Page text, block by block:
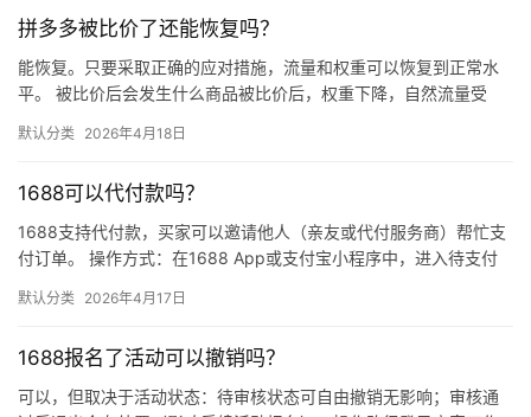
拼多多被比价了还能恢复吗？
能恢复。只要采取正确的应对措施，流量和权重可以恢复到正常水
平。 被比价后会发生什么商品被比价后，权重下降，自然流量受
网价格…
默认分类 2026年4月18日
1688可以代付款吗？
1688支持代付款，买家可以邀请他人（亲友或代付服务商）帮忙支
付订单。 操作方式：在1688 App或支付宝小程序中，进入待支付
默认分类 2026年4月17日
1688报名了活动可以撤销吗？
可以，但取决于活动状态：待审核状态可自由撤销无影响；审核通